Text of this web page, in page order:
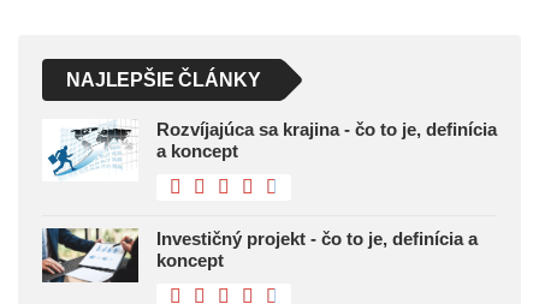
NAJLEPŠIE ČLÁNKY
Rozvíjajúca sa krajina - čo to je, definícia
a koncept
Investičný projekt - čo to je, definícia a
koncept